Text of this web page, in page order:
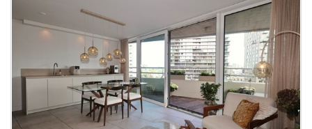
waarschijnlijk
al verhuurd
Om kans te
maken moet je
minuten
reageren.
Stekkies helpt